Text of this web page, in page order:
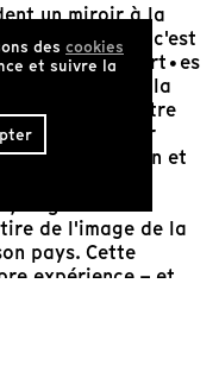
un miroir à la
même si c'est
des expert•es
d'une part que la
triste, et d'autre
seulement pour
l'oppression et
Dans ses
originaire de
de l'image de la
pays. Cette
expérience – et
des cookies
et suivre la